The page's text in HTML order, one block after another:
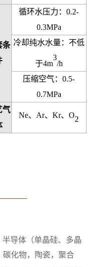
条
循环水压力：0.2-
0.3MPa
冷却纯水水量：不低
于4m
3
/h
压缩空气：0.5-
0.7MPa
气
Ne、Ar、Kr、O2
导体（单晶硅、多晶
碳化物，陶瓷，聚合